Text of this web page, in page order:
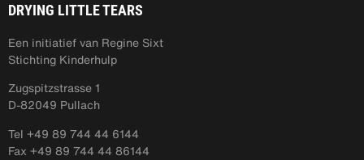
DRYING LITTLE TEARS
Een initiatief van Regine Sixt
Stichting Kinderhulp
Zugspitzstrasse 1
D-82049 Pullach
Tel +49 89 744 44 6144
Fax +49 89 744 44 86144